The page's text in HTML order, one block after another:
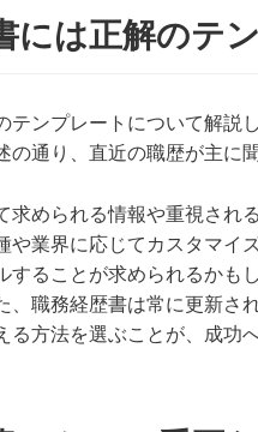
には正解のテ
テンプレートについて解
の通り、直近の職歴が主に
求められる情報や重視され
や業界に応じてカスタマイ
することが求められるかも
、職務経歴書は常に更新さ
る方法を選ぶことが、成功